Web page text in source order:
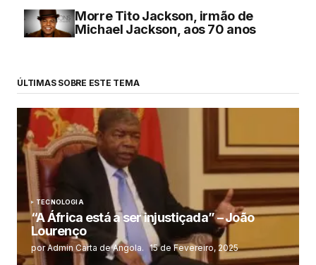
Morre Tito Jackson, irmão de
Michael Jackson, aos 70 anos
ÚLTIMAS SOBRE ESTE TEMA
TECNOLOGIA
“A África está a ser injustiçada” – João
Lourenço
por Admin Carta de Angola. 15 de Fevereiro, 2025